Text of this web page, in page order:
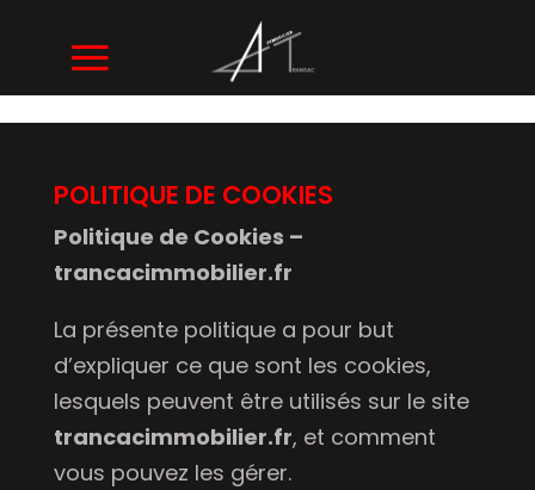
POLITIQUE DE COOKIES
Politique de Cookies –
trancacimmobilier.fr
La présente politique a pour but
d’expliquer ce que sont les cookies,
lesquels peuvent être utilisés sur le site
trancacimmobilier.fr, et comment
vous pouvez les gérer.